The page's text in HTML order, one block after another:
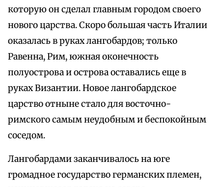
которую он сделал главным городом своего
нового царства. Скоро большая часть Италии
оказалась в руках лангобардов; только
Равенна, Рим, южная оконечность
полуострова и острова оставались еще в
руках Византии. Новое лангобардское
царство отныне стало для восточно-
римского самым неудобным и беспокойным
соседом.
Лангобардами заканчивалось на юге
громадное государство германских племен,